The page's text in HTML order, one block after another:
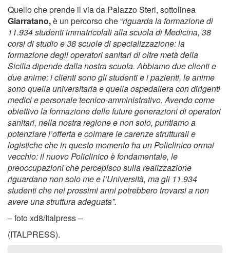
Quello che prende il via da Palazzo Steri, sottolinea
Giarratano,è un percorso che “riguarda la formazione di
11.934 studenti immatricolati alla scuola di Medicina, 38
corsi di studio e 38 scuole di specializzazione: la
formazione degli operatori sanitari di oltre metà della
Sicilia dipende dalla nostra scuola. Abbiamo due clienti e
due anime: i clienti sono gli studenti e i pazienti, le anime
sono quella universitaria e quella ospedaliera con dirigenti
medici e personale tecnico-amministrativo. Avendo come
obiettivo la formazione delle future generazioni di operatori
sanitari, nella nostra regione e non solo, puntiamo a
potenziare l’offerta e colmare le carenze strutturali e
logistiche che in questo momento ha un Policlinico ormai
vecchio: il nuovo Policlinico è fondamentale, le
preoccupazioni che percepisco sulla realizzazione
riguardano non solo me e l’Università, ma gli 11.934
studenti che nei prossimi anni potrebbero trovarsi a non
avere una struttura adeguata”.
– foto xd8/Italpress –
(ITALPRESS).